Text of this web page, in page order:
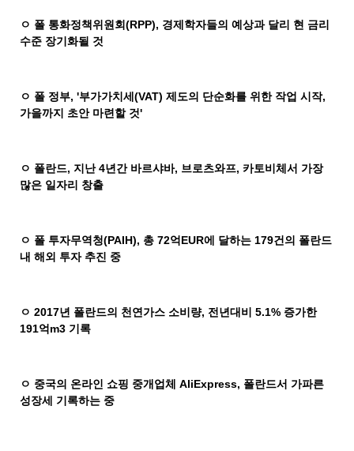
ㅇ 폴 통화정책위원회(RPP), 경제학자들의 예상과 달리 현 금리
수준 장기화될 것
ㅇ 폴 정부, '부가가치세(VAT)제도의 단순화를 위한 작업 시작,
가을까지 초안 마련할 것'
ㅇ 폴란드, 지난4년간 바르샤바, 브로츠와프, 카토비체서 가장
많은 일자리 창출
ㅇ 폴 투자무역청(PAIH), 총 72억 EUR에 달하는 179건의 폴란드
내 해외 투자 추진 중
ㅇ 2017년 폴란드의 천연가스 소비량, 전년대비 5.1% 증가한
191억 m3 기록
ㅇ 중국의 온라인 쇼핑 중개업체 AliExpress, 폴란드서 가파른
성장세 기록하는 중